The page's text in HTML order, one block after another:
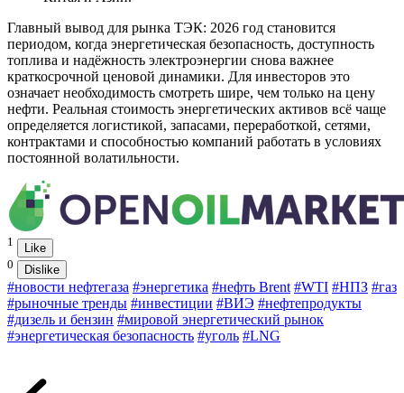
Главный вывод для рынка ТЭК: 2026 год становится
периодом, когда энергетическая безопасность, доступность
топлива и надёжность электроэнергии снова важнее
краткосрочной ценовой динамики. Для инвесторов это
означает необходимость смотреть шире, чем только на цену
нефти. Реальная стоимость энергетических активов всё чаще
определяется логистикой, запасами, переработкой, сетями,
контрактами и способностью компаний работать в условиях
постоянной волатильности.
1
Like
0
Dislike
#новости нефтегаза #энергетика #нефть Brent #WTI #НПЗ #газ
#рыночные тренды #инвестиции #ВИЭ #нефтепродукты
#дизель и бензин #мировой энергетический рынок
#энергетическая безопасность #уголь #LNG